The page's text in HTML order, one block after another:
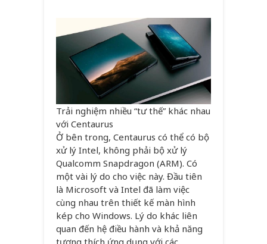
Trải nghiệm nhiều “tư thế” khác nhau
với Centaurus
Ở bên trong, Centaurus có thể có bộ
xử lý Intel, không phải bộ xử lý
Qualcomm Snapdragon (ARM). Có
một vài lý do cho việc này. Đầu tiên
là Microsoft và Intel đã làm việc
cùng nhau trên thiết kế màn hình
kép cho Windows. Lý do khác liên
quan đến hệ điều hành và khả năng